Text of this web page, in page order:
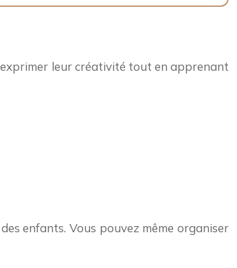
leur créativité tout en apprenant
enfants. Vous pouvez même organiser